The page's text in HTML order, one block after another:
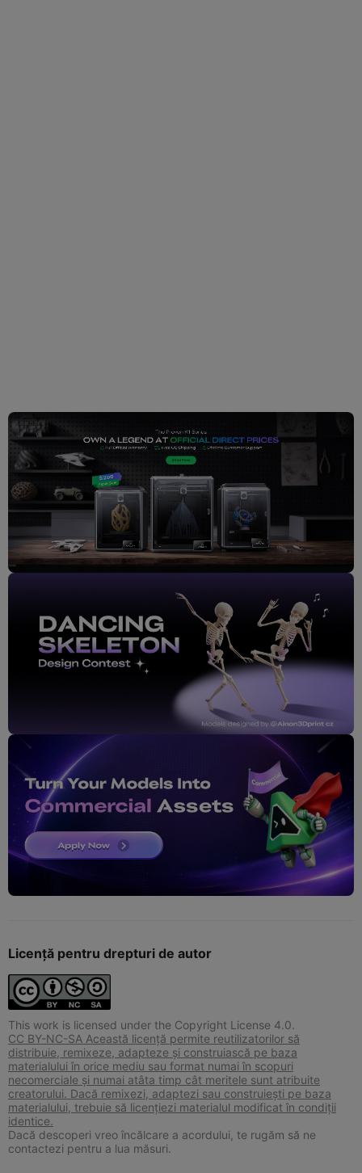
Licență pentru drepturi de autor
This work is licensed under the Copyright License 4.0.
CC BY-NC-SA Această licență permite reutilizatorilor să
distribuie, remixeze, adapteze și construiască pe baza
materialului în orice mediu sau format numai în scopuri
necomerciale și numai atâta timp cât meritele sunt atribuite
creatorului. Dacă remixezi, adaptezi sau construiești pe baza
materialului, trebuie să licențiezi materialul modificat în condiții
identice.
Dacă descoperi vreo încălcare a acordului, te rugăm să ne
contactezi pentru a lua măsuri.